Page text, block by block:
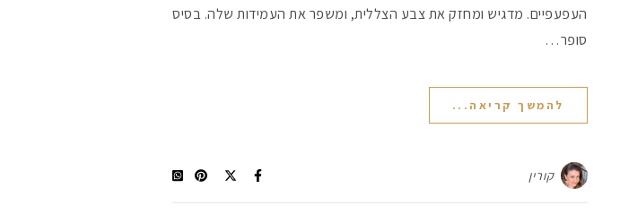
העפעפיים. מדגיש ומחזק את צבע הצללית, ומשפר את העמידות שלה. בסיס
סופר…
להמשך קריאה...
קורין